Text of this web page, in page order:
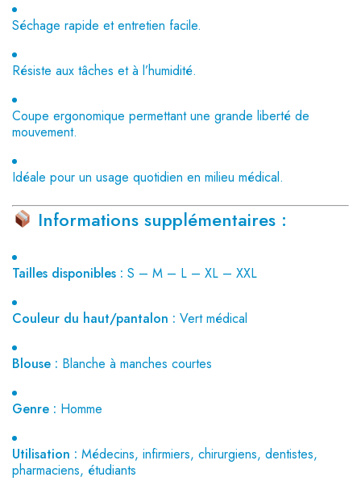
Séchage rapide et entretien facile.
Résiste aux tâches et à l’humidité.
Coupe ergonomique permettant une grande liberté de
mouvement.
Idéale pour un usage quotidien en milieu médical.
Informations supplémentaires :
Tailles disponibles : S – M – L – XL – XXL
Couleur du haut/pantalon : Vert médical
Blouse : Blanche à manches courtes
Genre : Homme
Utilisation : Médecins, infirmiers, chirurgiens, dentistes,
pharmaciens, étudiants